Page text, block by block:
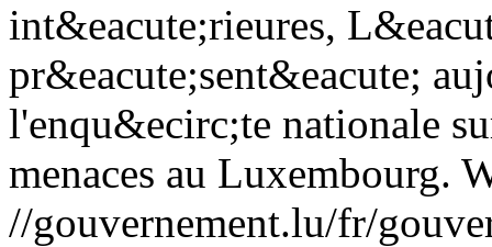
int&eacute;rieures,
pr&eacute;sent&eacute;
l'enqu&ecirc;te nationale
menaces au Luxembourg.
//gouvernement.lu/fr/